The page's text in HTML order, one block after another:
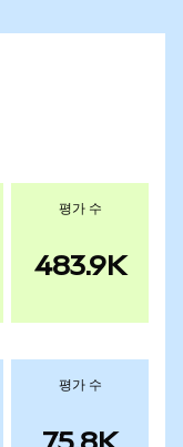
평가 수
483.9K
평가 수